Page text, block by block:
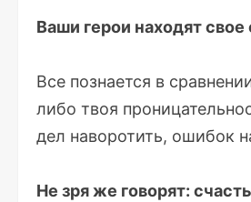
Ваши герои находят
Все познается в
либо твоя
дел наворотить, ошибок
Не зря же говорят: